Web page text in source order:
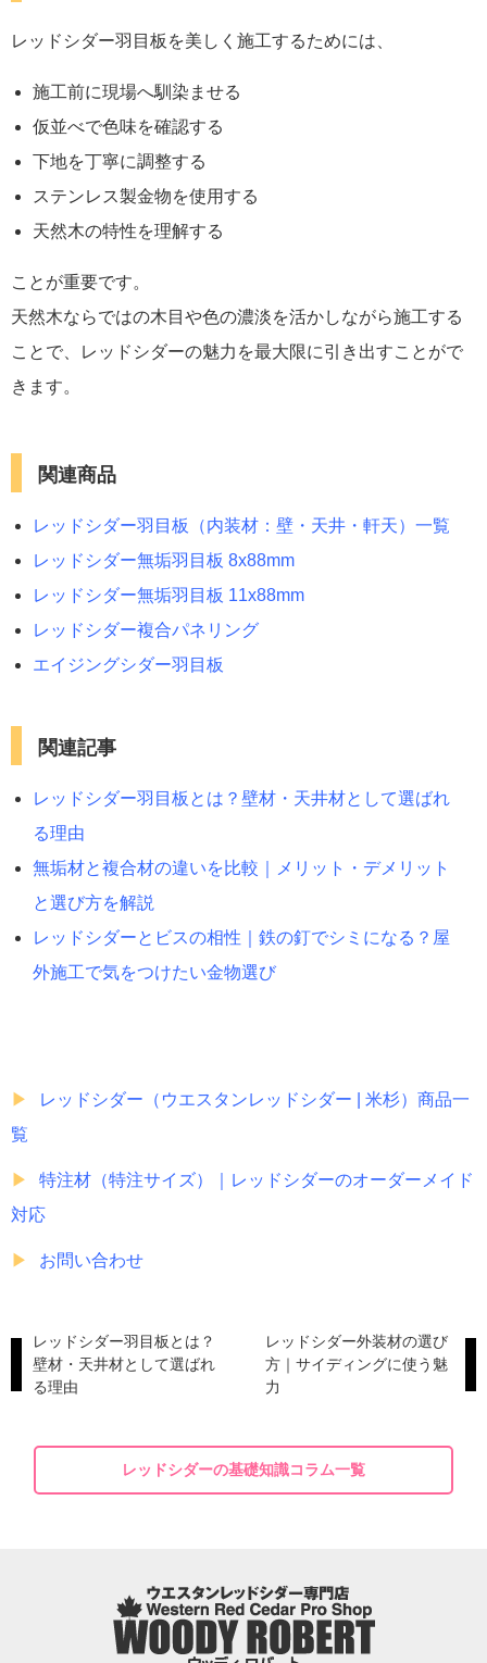
レッドシダー羽目板を美しく施工するためには、
施工前に現場へ馴染ませる
仮並べで色味を確認する
下地を丁寧に調整する
ステンレス製金物を使用する
天然木の特性を理解する
ことが重要です。
天然木ならではの木目や色の濃淡を活かしながら施工する
ことで、レッドシダーの魅力を最大限に引き出すことがで
きます。
関連商品
レッドシダー羽目板（内装材：壁・天井・軒天）一覧
レッドシダー無垢羽目板 8x88mm
レッドシダー無垢羽目板 11x88mm
レッドシダー複合パネリング
エイジングシダー羽目板
関連記事
レッドシダー羽目板とは？壁材・天井材として選ばれ
る理由
無垢材と複合材の違いを比較｜メリット・デメリット
と選び方を解説
レッドシダーとビスの相性｜鉄の釘でシミになる？屋
外施工で気をつけたい金物選び
レッドシダー（ウエスタンレッドシダー | 米杉）商品一
覧
特注材（特注サイズ）｜レッドシダーのオーダーメイド
対応
お問い合わせ
レッドシダー羽目板とは？
壁材・天井材として選ばれ
る理由
レッドシダー外装材の選び
方｜サイディングに使う魅
力
レッドシダーの基礎知識コラム一覧